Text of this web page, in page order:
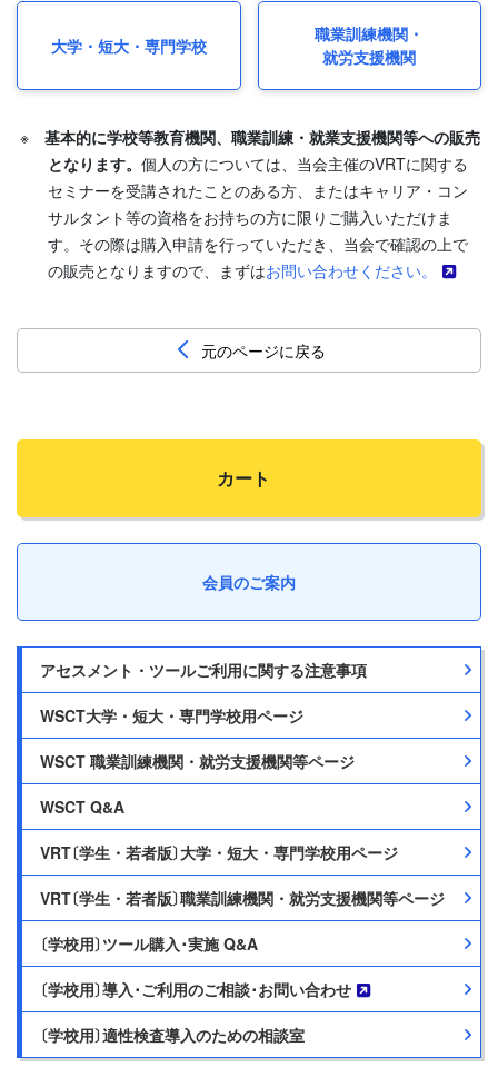
大学・短大・専門学校
職業訓練機関・
就労支援機関
※ 基本的に学校等教育機関、職業訓練・就業支援機関等への販売
となります。 個人の方については、当会主催のVRTに関する
セミナーを受講されたことのある方、またはキャリア・コン
サルタント等の資格をお持ちの方に限りご購入いただけま
す。その際は購入申請を行っていただき、当会で確認の上で
の販売となりますので、まずはお問い合わせください。
元のページに戻る
カート
会員のご案内
アセスメント・ツールご利用に関する注意事項
WSCT大学・短大・専門学校用ページ
WSCT 職業訓練機関・就労支援機関等ページ
WSCT Q&A
VRT〔学生・若者版〕大学・短大・専門学校用ページ
VRT〔学生・若者版〕職業訓練機関・就労支援機関等ページ
〔学校用〕ツール購入･実施 Q&A
〔学校用〕導入･ご利用のご相談･お問い合わせ
〔学校用〕適性検査導入のための相談室